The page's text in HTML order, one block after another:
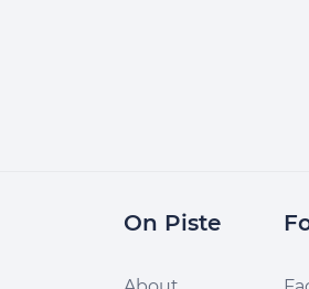
On Piste